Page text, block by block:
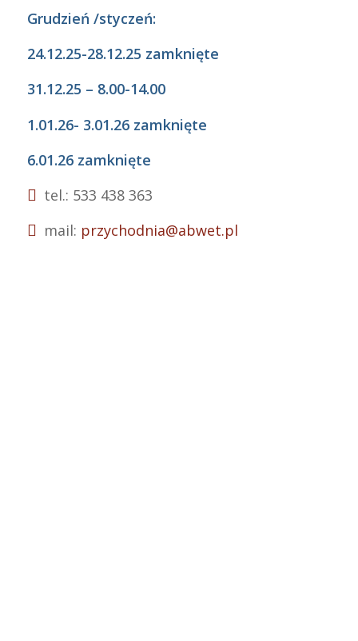
Grudzień /styczeń:
24.12.25-28.12.25 zamknięte
31.12.25 – 8.00-14.00
1.01.26- 3.01.26 zamknięte
6.01.26 zamknięte
tel.: 533 438 363
mail: przychodnia@abwet.pl